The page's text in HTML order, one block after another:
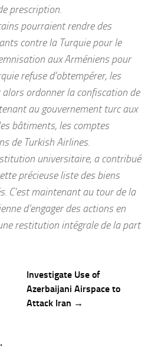
prescription.
pourraient rendre des
contre la Turquie pour le
aux Arméniens pour
refuse d’obtempérer, les
ordonner la confiscation de
au gouvernement turc aux
bâtiments, les comptes
de Turkish Airlines.
universitaire, a contribué
précieuse liste des biens
C’est maintenant au tour de la
d’engager des actions en
restitution intégrale de la part
Investigate Use of
Azerbaijani Airspace to
Attack Iran →